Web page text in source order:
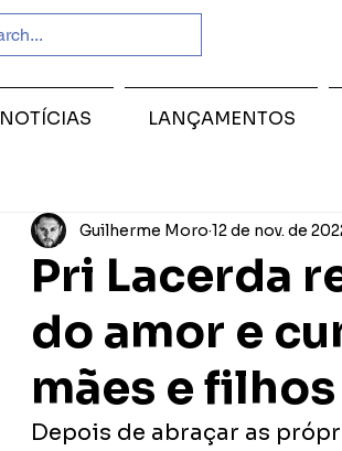
Pri Lacerda
do amor e
mães e
Guilherme Moro 12 de nov. de
Depois de abraçar as
NOTÍCIAS LANÇAMENTOS